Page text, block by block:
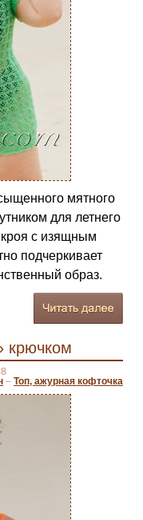
мятного
для летнего
с изящным
подчеркивает
образ.
крючком
– Топ, ажурная кофточка